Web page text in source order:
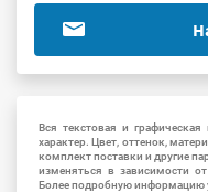
Вся текстовая и
характер. Цвет, оттенок,
комплект поставки и другие
изменяться в зависимости
Более подробную информацию